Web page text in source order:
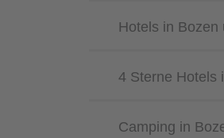
Hotels in Bozen
4 Sterne Hotels
Camping in